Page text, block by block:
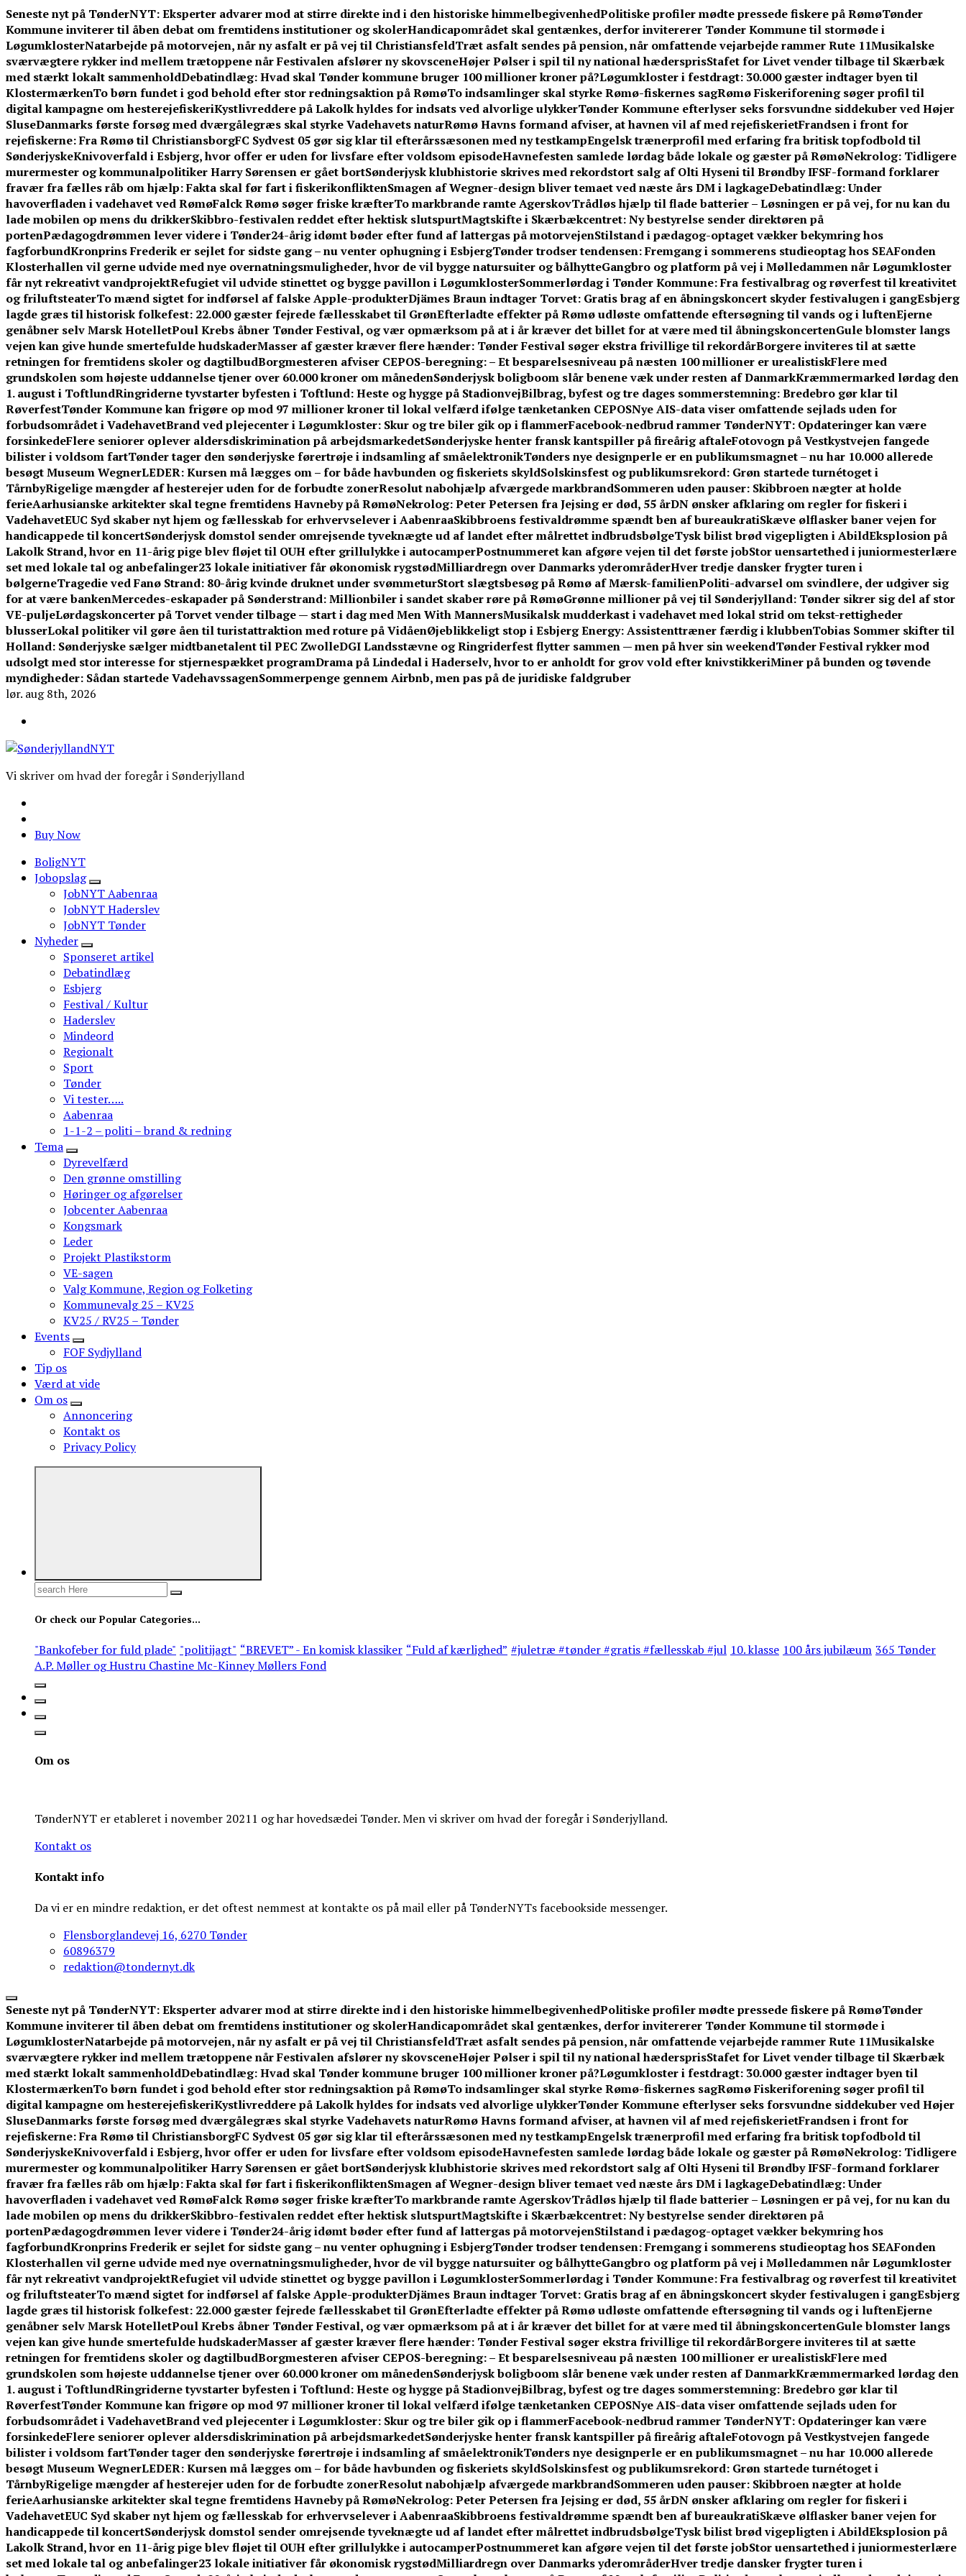
Skip
to
content
Seneste nyt på TønderNYT:Eksperter advarer mod at stirre direkte ind i den historiske himmelbegivenhedPolitiske profiler mødte pressede fiskere på RømøTønder
Kommune inviterer til åben debat om fremtidens institutioner og skolerHandicapområdet skal gentænkes, derfor invitererer Tønder Kommune til stormøde i
LøgumklosterNatarbejde på motorvejen, når ny asfalt er på vej til ChristiansfeldTræt asfalt sendes på pension, når omfattende vejarbejde rammer Rute 11Musikalske
sværvægtere rykker ind mellem trætoppene når Festivalen afslører ny skovsceneHøjer Pølser i spil til ny national hædersprisStafet for Livet vender tilbage til Skærbæk
med stærkt lokalt sammenholdDebatindlæg: Hvad skal Tønder kommune bruger 100 millioner kroner på?Løgumkloster i festdragt: 30.000 gæster indtager byen til
KlostermærkenTo børn fundet i god behold efter stor redningsaktion på RømøTo indsamlinger skal styrke Rømø-fiskernes sagRømø Fiskeriforening søger profil til
digital kampagne om hesterejefiskeriKystlivreddere på Lakolk hyldes for indsats ved alvorlige ulykkerTønder Kommune efterlyser seks forsvundne siddekuber ved Højer
SluseDanmarks første forsøg med dværgålegræs skal styrke Vadehavets naturRømø Havns formand afviser, at havnen vil af med rejefiskerietFrandsen i front for
rejefiskerne: Fra Rømø til ChristiansborgFC Sydvest 05 gør sig klar til efterårssæsonen med ny testkampEngelsk trænerprofil med erfaring fra britisk topfodbold til
SønderjyskeKnivoverfald i Esbjerg, hvor offer er uden for livsfare efter voldsom episodeHavnefesten samlede lørdag både lokale og gæster på RømøNekrolog: Tidligere
murermester og kommunalpolitiker Harry Sørensen er gået bortSønderjysk klubhistorie skrives med rekordstort salg af Olti Hyseni til Brøndby IFSF-formand forklarer
fravær fra fælles råb om hjælp: Fakta skal før fart i fiskerikonfliktenSmagen af Wegner-design bliver temaet ved næste års DM i lagkageDebatindlæg: Under
havoverfladen i vadehavet ved RømøFalck Rømø søger friske kræfterTo markbrande ramte AgerskovTrådløs hjælp til flade batterier – Løsningen er på vej, for nu kan du
lade mobilen op mens du drikkerSkibbro-festivalen reddet efter hektisk slutspurtMagtskifte i Skærbækcentret: Ny bestyrelse sender direktøren på
portenPædagogdrømmen lever videre i Tønder24-årig idømt bøder efter fund af lattergas på motorvejenStilstand i pædagog-optaget vækker bekymring hos
fagforbundKronprins Frederik er sejlet for sidste gang – nu venter ophugning i EsbjergTønder trodser tendensen: Fremgang i sommerens studieoptag hos SEAFonden
Klosterhallen vil gerne udvide med nye overnatningsmuligheder, hvor de vil bygge natursuiter og bålhytteGangbro og platform på vej i Mølledammen når Løgumkloster
får nyt rekreativt vandprojektRefugiet vil udvide stinettet og bygge pavillon i LøgumklosterSommerlørdag i Tønder Kommune: Fra festivalbrag og røverfest til kreativitet
og friluftsteaterTo mænd sigtet for indførsel af falske Apple-produkterDjämes Braun indtager Torvet: Gratis brag af en åbningskoncert skyder festivalugen i gangEsbjerg
lagde græs til historisk folkefest: 22.000 gæster fejrede fællesskabet til GrønEfterladte effekter på Rømø udløste omfattende eftersøgning til vands og i luftenEjerne
genåbner selv Marsk HotelletPoul Krebs åbner Tønder Festival, og vær opmærksom på at i år kræver det billet for at være med til åbningskoncertenGule blomster langs
vejen kan give hunde smertefulde hudskaderMasser af gæster kræver flere hænder: Tønder Festival søger ekstra frivillige til rekordårBorgere inviteres til at sætte
retningen for fremtidens skoler og dagtilbudBorgmesteren afviser CEPOS-beregning: – Et besparelsesniveau på næsten 100 millioner er urealistiskFlere med
grundskolen som højeste uddannelse tjener over 60.000 kroner om månedenSønderjysk boligboom slår benene væk under resten af DanmarkKræmmermarked lørdag den
1. august i ToftlundRingriderne tyvstarter byfesten i Toftlund: Heste og hygge på StadionvejBilbrag, byfest og tre dages sommerstemning: Bredebro gør klar til
RøverfestTønder Kommune kan frigøre op mod 97 millioner kroner til lokal velfærd ifølge tænketanken CEPOSNye AIS-data viser omfattende sejlads uden for
forbudsområdet i VadehavetBrand ved plejecenter i Løgumkloster: Skur og tre biler gik op i flammerFacebook-nedbrud rammer TønderNYT: Opdateringer kan være
forsinkedeFlere seniorer oplever aldersdiskrimination på arbejdsmarkedetSønderjyske henter fransk kantspiller på fireårig aftaleFotovogn på Vestkystvejen fangede
bilister i voldsom fartTønder tager den sønderjyske førertrøje i indsamling af småelektronikTønders nye designperle er en publikumsmagnet – nu har 10.000 allerede
besøgt Museum WegnerLEDER: Kursen må lægges om – for både havbunden og fiskeriets skyldSolskinsfest og publikumsrekord: Grøn startede turnétoget i
TårnbyRigelige mængder af hesterejer uden for de forbudte zonerResolut nabohjælp afværgede markbrandSommeren uden pauser: Skibbroen nægter at holde
ferieAarhusianske arkitekter skal tegne fremtidens Havneby på RømøNekrolog: Peter Petersen fra Jejsing er død, 55 årDN ønsker afklaring om regler for fiskeri i
VadehavetEUC Syd skaber nyt hjem og fællesskab for erhvervselever i AabenraaSkibbroens festivaldrømme spændt ben af bureaukratiSkæve ølflasker baner vejen for
handicappede til koncertSønderjysk domstol sender omrejsende tyveknægte ud af landet efter målrettet indbrudsbølgeTysk bilist brød vigepligten i AbildEksplosion på
Lakolk Strand, hvor en 11-årig pige blev fløjet til OUH efter grillulykke i autocamperPostnummeret kan afgøre vejen til det første jobStor uensartethed i juniormesterlære
set med lokale tal og anbefalinger23 lokale initiativer får økonomisk rygstødMilliardregn over Danmarks yderområderHver tredje dansker frygter turen i
bølgerneTragedie ved Fanø Strand: 80-årig kvinde druknet under svømmeturStort slægtsbesøg på Rømø af Mærsk-familienPoliti-advarsel om svindlere, der udgiver sig
for at være bankenMercedes-eskapader på Sønderstrand: Millionbiler i sandet skaber røre på RømøGrønne millioner på vej til Sønderjylland: Tønder sikrer sig del af stor
VE-puljeLørdagskoncerter på Torvet vender tilbage — start i dag med Men With MannersMusikalsk mudderkast i vadehavet med lokal strid om tekst-rettigheder
blusserLokal politiker vil gøre åen til turistattraktion med roture på VidåenØjeblikkeligt stop i Esbjerg Energy: Assistenttræner færdig i klubbenTobias Sommer skifter til
Holland: Sønderjyske sælger midtbanetalent til PEC ZwolleDGI Landsstævne og Ringriderfest flytter sammen — men på hver sin weekendTønder Festival rykker mod
udsolgt med stor interesse for stjernespækket programDrama på Lindedal i Haderselv, hvor to er anholdt for grov vold efter knivstikkeriMiner på bunden og tøvende
myndigheder: Sådan startede VadehavssagenSommerpenge gennem Airbnb, men pas på de juridiske faldgruber
lør. aug 8th, 2026
Vi skriver om hvad der foregår i Sønderjylland
Buy Now
BoligNYT
Jobopslag
JobNYT Aabenraa
JobNYT Haderslev
JobNYT Tønder
Nyheder
Sponseret artikel
Debatindlæg
Esbjerg
Festival / Kultur
Haderslev
Mindeord
Regionalt
Sport
Tønder
Vi tester…..
Aabenraa
1-1-2 – politi – brand & redning
Tema
Dyrevelfærd
Den grønne omstilling
Høringer og afgørelser
Jobcenter Aabenraa
Kongsmark
Leder
Projekt Plastikstorm
VE-sagen
Valg Kommune, Region og Folketing
Kommunevalg 25 – KV25
KV25 / RV25 – Tønder
Events
FOF Sydjylland
Tip os
Værd at vide
Om os
Annoncering
Kontakt os
Privacy Policy
Search
Or check our Popular Categories...
"Bankofeber for fuld plade" "politijagt" “BREVET” - En komisk klassiker “Fuld af kærlighed” #juletræ #tønder #gratis #fællesskab #jul 10. klasse 100 års jubilæum 365 Tønder
A.P. Møller og Hustru Chastine Mc-Kinney Møllers Fond
Om os
TønderNYT er etableret i november 20211 og har hovedsædei Tønder. Men vi skriver om hvad der foregår i Sønderjylland.
Kontakt os
Kontakt info
Da vi er en mindre redaktion, er det oftest nemmest at kontakte os på mail eller på TønderNYTs facebookside messenger.
Flensborglandevej 16, 6270 Tønder
60896379
redaktion@tondernyt.dk
Seneste nyt på TønderNYT:Eksperter advarer mod at stirre direkte ind i den historiske himmelbegivenhedPolitiske profiler mødte pressede fiskere på RømøTønder
Kommune inviterer til åben debat om fremtidens institutioner og skolerHandicapområdet skal gentænkes, derfor invitererer Tønder Kommune til stormøde i
LøgumklosterNatarbejde på motorvejen, når ny asfalt er på vej til ChristiansfeldTræt asfalt sendes på pension, når omfattende vejarbejde rammer Rute 11Musikalske
sværvægtere rykker ind mellem trætoppene når Festivalen afslører ny skovsceneHøjer Pølser i spil til ny national hædersprisStafet for Livet vender tilbage til Skærbæk
med stærkt lokalt sammenholdDebatindlæg: Hvad skal Tønder kommune bruger 100 millioner kroner på?Løgumkloster i festdragt: 30.000 gæster indtager byen til
KlostermærkenTo børn fundet i god behold efter stor redningsaktion på RømøTo indsamlinger skal styrke Rømø-fiskernes sagRømø Fiskeriforening søger profil til
digital kampagne om hesterejefiskeriKystlivreddere på Lakolk hyldes for indsats ved alvorlige ulykkerTønder Kommune efterlyser seks forsvundne siddekuber ved Højer
SluseDanmarks første forsøg med dværgålegræs skal styrke Vadehavets naturRømø Havns formand afviser, at havnen vil af med rejefiskerietFrandsen i front for
rejefiskerne: Fra Rømø til ChristiansborgFC Sydvest 05 gør sig klar til efterårssæsonen med ny testkampEngelsk trænerprofil med erfaring fra britisk topfodbold til
SønderjyskeKnivoverfald i Esbjerg, hvor offer er uden for livsfare efter voldsom episodeHavnefesten samlede lørdag både lokale og gæster på RømøNekrolog: Tidligere
murermester og kommunalpolitiker Harry Sørensen er gået bortSønderjysk klubhistorie skrives med rekordstort salg af Olti Hyseni til Brøndby IFSF-formand forklarer
fravær fra fælles råb om hjælp: Fakta skal før fart i fiskerikonfliktenSmagen af Wegner-design bliver temaet ved næste års DM i lagkageDebatindlæg: Under
havoverfladen i vadehavet ved RømøFalck Rømø søger friske kræfterTo markbrande ramte AgerskovTrådløs hjælp til flade batterier – Løsningen er på vej, for nu kan du
lade mobilen op mens du drikkerSkibbro-festivalen reddet efter hektisk slutspurtMagtskifte i Skærbækcentret: Ny bestyrelse sender direktøren på
portenPædagogdrømmen lever videre i Tønder24-årig idømt bøder efter fund af lattergas på motorvejenStilstand i pædagog-optaget vækker bekymring hos
fagforbundKronprins Frederik er sejlet for sidste gang – nu venter ophugning i EsbjergTønder trodser tendensen: Fremgang i sommerens studieoptag hos SEAFonden
Klosterhallen vil gerne udvide med nye overnatningsmuligheder, hvor de vil bygge natursuiter og bålhytteGangbro og platform på vej i Mølledammen når Løgumkloster
får nyt rekreativt vandprojektRefugiet vil udvide stinettet og bygge pavillon i LøgumklosterSommerlørdag i Tønder Kommune: Fra festivalbrag og røverfest til kreativitet
og friluftsteaterTo mænd sigtet for indførsel af falske Apple-produkterDjämes Braun indtager Torvet: Gratis brag af en åbningskoncert skyder festivalugen i gangEsbjerg
lagde græs til historisk folkefest: 22.000 gæster fejrede fællesskabet til GrønEfterladte effekter på Rømø udløste omfattende eftersøgning til vands og i luftenEjerne
genåbner selv Marsk HotelletPoul Krebs åbner Tønder Festival, og vær opmærksom på at i år kræver det billet for at være med til åbningskoncertenGule blomster langs
vejen kan give hunde smertefulde hudskaderMasser af gæster kræver flere hænder: Tønder Festival søger ekstra frivillige til rekordårBorgere inviteres til at sætte
retningen for fremtidens skoler og dagtilbudBorgmesteren afviser CEPOS-beregning: – Et besparelsesniveau på næsten 100 millioner er urealistiskFlere med
grundskolen som højeste uddannelse tjener over 60.000 kroner om månedenSønderjysk boligboom slår benene væk under resten af DanmarkKræmmermarked lørdag den
1. august i ToftlundRingriderne tyvstarter byfesten i Toftlund: Heste og hygge på StadionvejBilbrag, byfest og tre dages sommerstemning: Bredebro gør klar til
RøverfestTønder Kommune kan frigøre op mod 97 millioner kroner til lokal velfærd ifølge tænketanken CEPOSNye AIS-data viser omfattende sejlads uden for
forbudsområdet i VadehavetBrand ved plejecenter i Løgumkloster: Skur og tre biler gik op i flammerFacebook-nedbrud rammer TønderNYT: Opdateringer kan være
forsinkedeFlere seniorer oplever aldersdiskrimination på arbejdsmarkedetSønderjyske henter fransk kantspiller på fireårig aftaleFotovogn på Vestkystvejen fangede
bilister i voldsom fartTønder tager den sønderjyske førertrøje i indsamling af småelektronikTønders nye designperle er en publikumsmagnet – nu har 10.000 allerede
besøgt Museum WegnerLEDER: Kursen må lægges om – for både havbunden og fiskeriets skyldSolskinsfest og publikumsrekord: Grøn startede turnétoget i
TårnbyRigelige mængder af hesterejer uden for de forbudte zonerResolut nabohjælp afværgede markbrandSommeren uden pauser: Skibbroen nægter at holde
ferieAarhusianske arkitekter skal tegne fremtidens Havneby på RømøNekrolog: Peter Petersen fra Jejsing er død, 55 årDN ønsker afklaring om regler for fiskeri i
VadehavetEUC Syd skaber nyt hjem og fællesskab for erhvervselever i AabenraaSkibbroens festivaldrømme spændt ben af bureaukratiSkæve ølflasker baner vejen for
handicappede til koncertSønderjysk domstol sender omrejsende tyveknægte ud af landet efter målrettet indbrudsbølgeTysk bilist brød vigepligten i AbildEksplosion på
Lakolk Strand, hvor en 11-årig pige blev fløjet til OUH efter grillulykke i autocamperPostnummeret kan afgøre vejen til det første jobStor uensartethed i juniormesterlære
set med lokale tal og anbefalinger23 lokale initiativer får økonomisk rygstødMilliardregn over Danmarks yderområderHver tredje dansker frygter turen i